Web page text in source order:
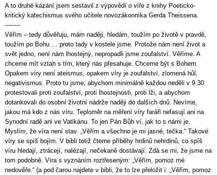
A to druhé kázání jsem sestavil z výpovědí o víře z knihy Poeticko-
kritický katechismus svého učitele novozákonníka Gerda Theissena.
--------
Věřím – tedy důvěřuju, mám naději, hledám, toužím po životě v pravdě,
toužím po Bohu … proto tady v kostele jsme. Protože nám není život a
svět jedno, není nám lhostejný, nepropadli jsme zoufalství. Věříme. A
chceme mít vztah s tím, který nás přesahuje. Chceme být s Bohem.
Opakem víry není ateismus, opakem víry je zoufalství, zlomená hůl,
negativismus. Proto tu jsme, abychom minimálně každou neděli v 9.30
protestovali proti zoufalství, proti lhostejnosti, proti lži, a abychom
dotankovali do osobní životní nádrže naději do dalších dnů. Nevíme,
jakou má kdo z nás víru. Teploměr na měření víry faráři nefasují ani na
Synodní radě ani ve Vatikánu. To jen Pán Bůh ví, jak to s námi je.
Myslím, že víra není stav. „Věřím a všechno je mi jasné, tečka.“ Takové
víry se spíš bojím. V bibli totiž čteme příběhy hrdinů nehrdinů, co spíš
víru hledají, ztrácejí, nalézají, nečekaně dostávají. Zdá se mi, že jsme na
tom podobně. Víra s vyznáním roztřeseným: „Věřím, pomoz mé
nedověře.“ (a pod čarou najdete v bibli, že to lze přeložit i: „Věřím, pomoz